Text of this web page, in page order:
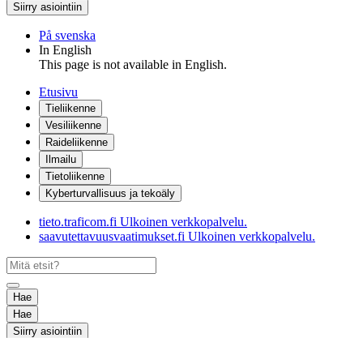
Siirry asiointiin
På svenska
In English
This page is not available in English.
Etusivu
Tieliikenne
Vesiliikenne
Raideliikenne
Ilmailu
Tietoliikenne
Kyberturvallisuus ja tekoäly
tieto.traficom.fi Ulkoinen verkkopalvelu.
saavutettavuusvaatimukset.fi Ulkoinen verkkopalvelu.
Hae
Hae
Siirry asiointiin